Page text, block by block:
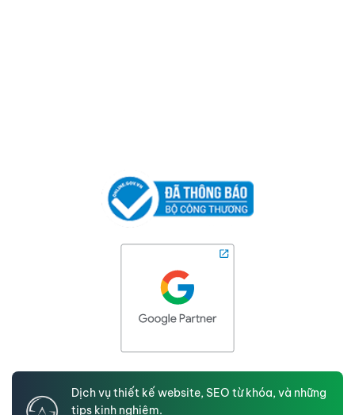
Dịch vụ thiết kế website, SEO từ khóa, và những
tips kinh nghiệm.